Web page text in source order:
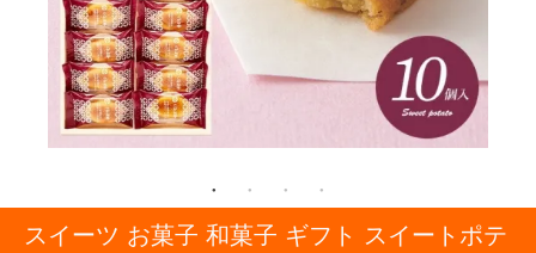
スイーツ お菓子 和菓子 ギフト スイートポテ